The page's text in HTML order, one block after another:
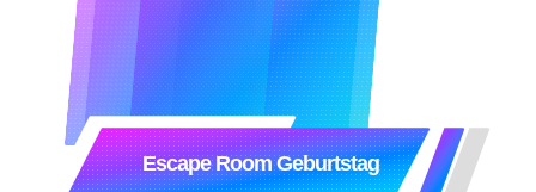
Escape Room Geburtstag